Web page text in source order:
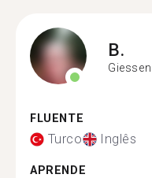
B.
Giessen
FLUENTE
Turco Inglês
APRENDE